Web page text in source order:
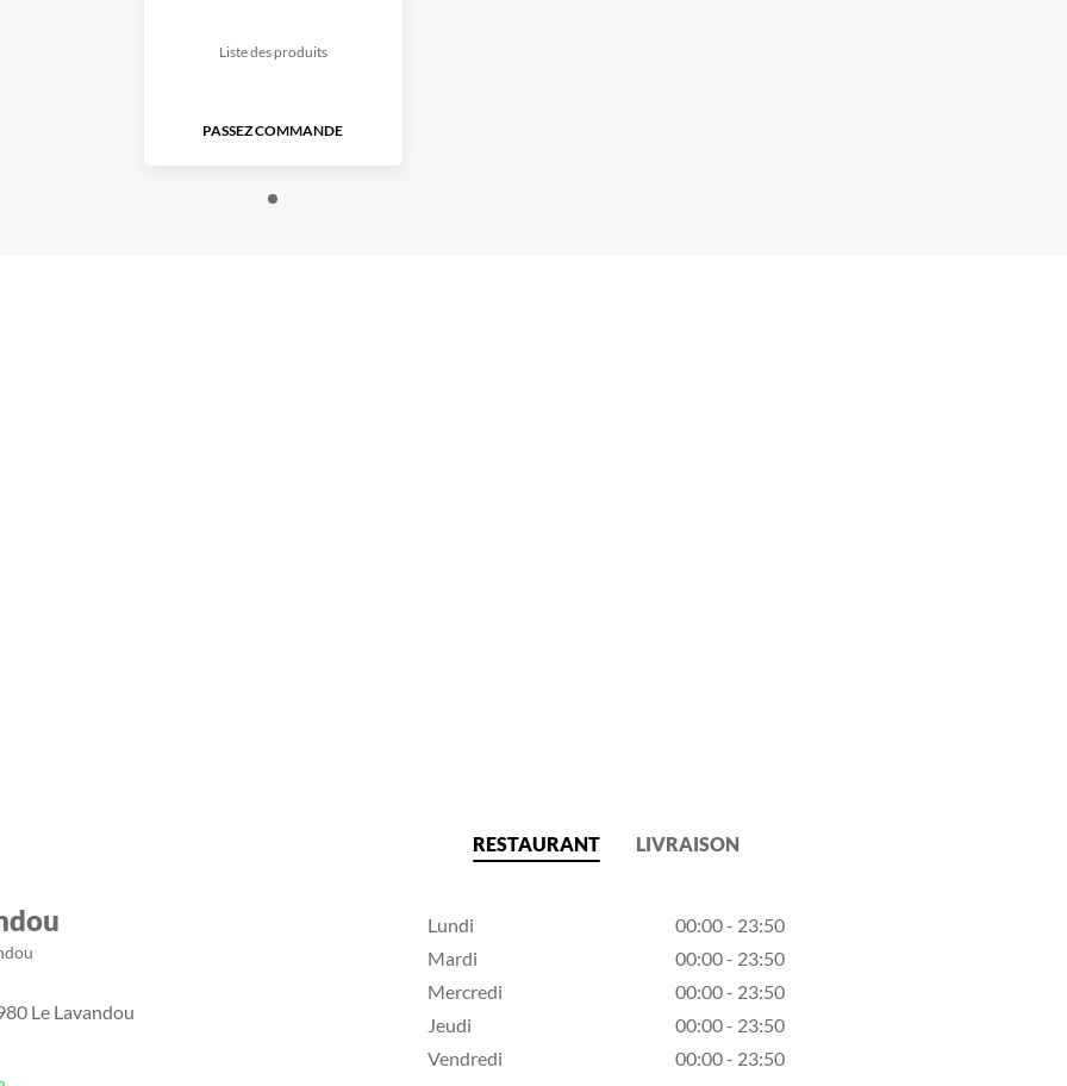
Liste des produits
PASSEZ COMMANDE
Le Lavandou
RESTAURANT LIVRAISON
Lundi
00:00 - 23:50
Mardi
00:00 - 23:50
Mercredi
00:00 - 23:50
Jeudi
00:00 - 23:50
Vendredi
00:00 - 23:50